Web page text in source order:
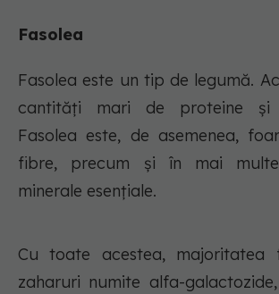
Fasolea
Fasolea este un tip de legumă.
cantități mari de proteine și
Fasolea este, de asemenea,
fibre, precum și în mai
minerale esențiale.
Cu toate acestea, majoritatea
zaharuri numite alfa-